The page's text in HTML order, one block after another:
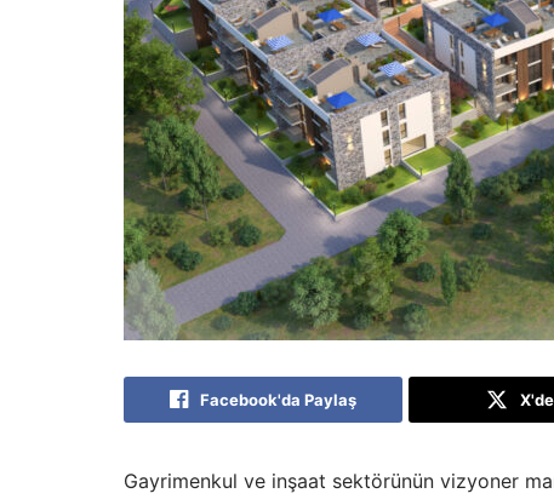
Facebook'da Paylaş
Gayrimenkul ve inşaat sektörünün vizyoner